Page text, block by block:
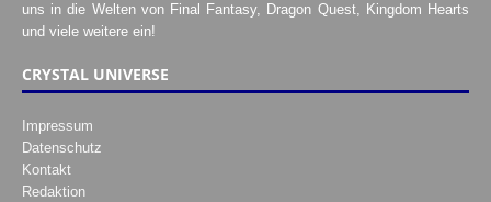
uns in die Welten von Final Fantasy, Dragon Quest, Kingdom Hearts
und viele weitere ein!
CRYSTAL UNIVERSE
Impressum
Datenschutz
Kontakt
Redaktion